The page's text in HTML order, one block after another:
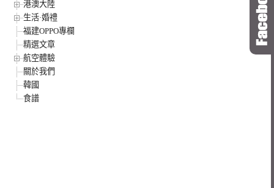
港澳大陸
生活·婚禮
福建OPPO專欄
精選文章
航空體驗
關於我們
韓國
食譜